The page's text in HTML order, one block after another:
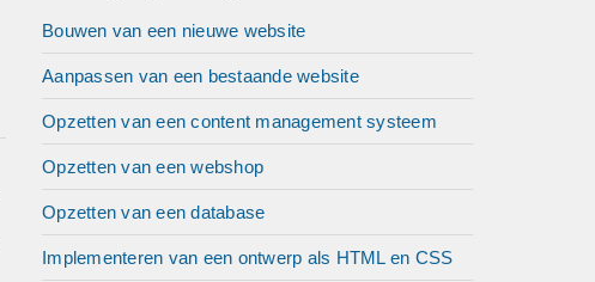
Bouwen van een nieuwe website
Aanpassen van een bestaande website
Opzetten van een content management systeem
Opzetten van een webshop
Opzetten van een database
Implementeren van een ontwerp als HTML en CSS